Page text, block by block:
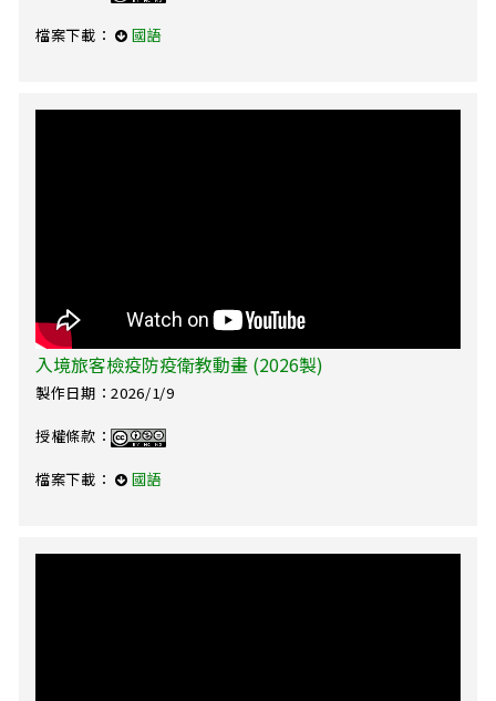
檔案下載： 國語
入境旅客檢疫防疫衛教動畫 (2026製)
製作日期：2026/1/9
授權條款：
檔案下載： 國語